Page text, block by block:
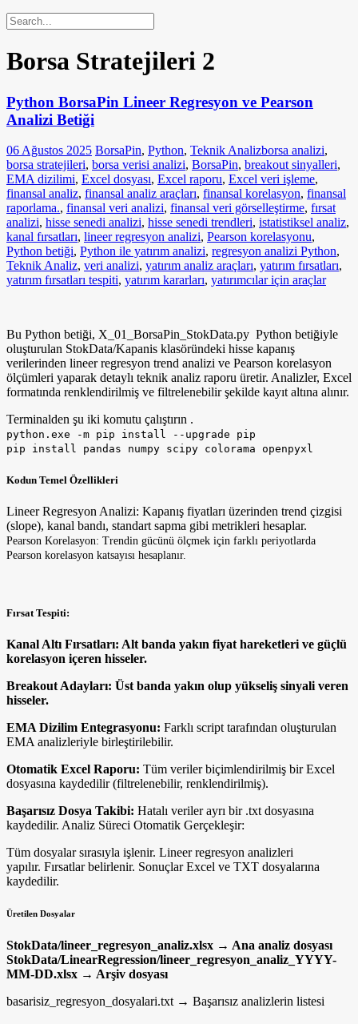
Borsa Stratejileri 2
Python BorsaPin Lineer Regresyon ve Pearson
Analizi Betiği
06 Ağustos 2025 BorsaPin, Python, Teknik Analizborsa analizi,
borsa stratejileri, borsa verisi analizi, BorsaPin, breakout sinyalleri,
EMA dizilimi, Excel dosyası, Excel raporu, Excel veri işleme,
finansal analiz, finansal analiz araçları, finansal korelasyon, finansal
raporlama., finansal veri analizi, finansal veri görselleştirme, fırsat
analizi, hisse senedi analizi, hisse senedi trendleri, istatistiksel analiz,
kanal fırsatları, lineer regresyon analizi, Pearson korelasyonu,
Python betiği, Python ile yatırım analizi, regresyon analizi Python,
Teknik Analiz, veri analizi, yatırım analiz araçları, yatırım fırsatları,
yatırım fırsatları tespiti, yatırım kararları, yatırımcılar için araçlar
Bu Python betiği, X_01_BorsaPin_StokData.py Python betiğiyle
oluşturulan StokData/Kapanis klasöründeki hisse kapanış
verilerinden lineer regresyon trend analizi ve Pearson korelasyon
ölçümleri yaparak detaylı teknik analiz raporu üretir. Analizler, Excel
formatında renklendirilmiş ve filtrelenebilir şekilde kayıt altına alınır.
Terminalden şu iki komutu çalıştırın .
python.exe -m pip install --upgrade pip
pip install pandas numpy scipy colorama openpyxl
Kodun Temel Özellikleri
Lineer Regresyon Analizi: Kapanış fiyatları üzerinden trend çizgisi
(slope), kanal bandı, standart sapma gibi metrikleri hesaplar.
Pearson Korelasyon: Trendin gücünü ölçmek için farklı periyotlarda
Pearson korelasyon katsayısı hesaplanır.
Fırsat Tespiti:
Kanal Altı Fırsatları: Alt banda yakın fiyat hareketleri ve güçlü
korelasyon içeren hisseler.
Breakout Adayları: Üst banda yakın olup yükseliş sinyali veren
hisseler.
EMA Dizilim Entegrasyonu: Farklı script tarafından oluşturulan
EMA analizleriyle birleştirilebilir.
Otomatik Excel Raporu: Tüm veriler biçimlendirilmiş bir Excel
dosyasına kaydedilir (filtrelenebilir, renklendirilmiş).
Başarısız Dosya Takibi: Hatalı veriler ayrı bir .txt dosyasına
kaydedilir. Analiz Süreci Otomatik Gerçekleşir:
Tüm dosyalar sırasıyla işlenir. Lineer regresyon analizleri
yapılır. Fırsatlar belirlenir. Sonuçlar Excel ve TXT dosyalarına
kaydedilir.
Üretilen Dosyalar
StokData/lineer_regresyon_analiz.xlsx → Ana analiz dosyası
StokData/LinearRegression/lineer_regresyon_analiz_YYYY-
MM-DD.xlsx → Arşiv dosyası
basarisiz_regresyon_dosyalari.txt → Başarısız analizlerin listesi